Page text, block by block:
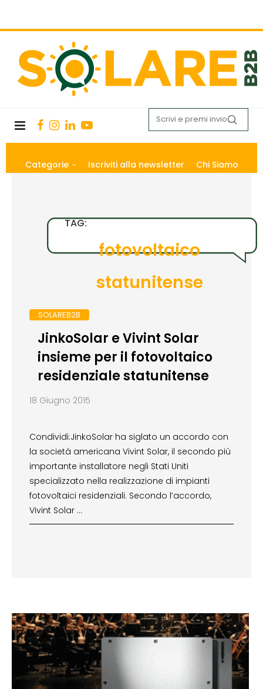
Categorie Iscriviti alla newsletter Chi Siamo
TAG:
fotovoltaico
statunitense
SOLAREB2B
JinkoSolar e Vivint Solar
insieme per il fotovoltaico
residenziale statunitense
18 Giugno 2015
Condividi:JinkoSolar ha siglato un accordo con
la società americana Vivint Solar, il secondo più
importante installatore negli Stati Uniti
specializzato nella realizzazione di impianti
fotovoltaici residenziali. Secondo l’accordo,
Vivint Solar …